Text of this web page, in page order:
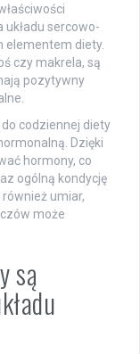
sercowo-
elementem diety.
czy makrela, są
pozytywny
codziennej diety
Dzięki
hormony, co
ogólną kondycję
umiar,
może
są